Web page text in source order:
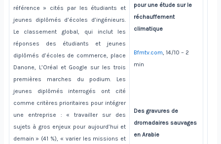
pour une étude sur le
réchauffement
climatique
Bfmtv.com , 14/10 – 2
min
Des gravures de
dromadaires sauvages
en Arabie
référence » cités par les étudiants et
jeunes diplômés d’écoles d’ingénieurs.
Le classement global, qui inclut les
réponses des étudiants et jeunes
diplômés d’écoles de commerce, place
Danone, L’Oréal et Google sur les trois
premières marches du podium. Les
jeunes diplômés interrogés ont cité
comme critères prioritaires pour intégrer
une entreprise : « travailler sur des
sujets à gros enjeux pour aujourd’hui et
demain » (41 %), « varier les missions et